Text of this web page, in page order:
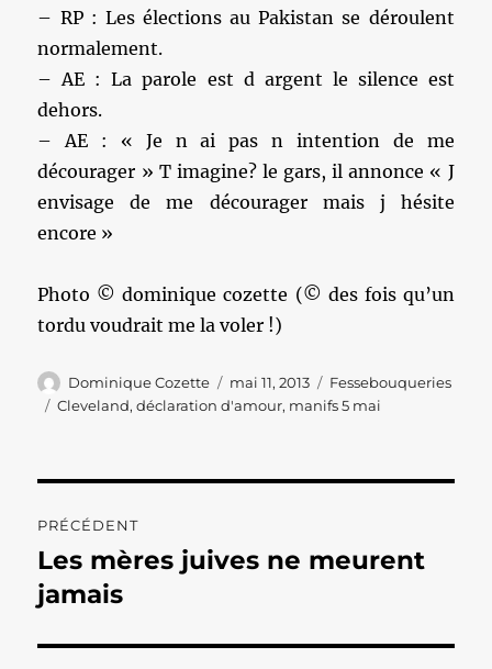
– RP : Les élections au Pakistan se déroulent
normalement.
– AE : La parole est d argent le silence est
dehors.
– AE : « Je n ai pas n intention de me
décourager » T imagine? le gars, il annonce « J
envisage de me décourager mais j hésite
encore »
Photo © dominique cozette (© des fois qu’un
tordu voudrait me la voler !)
Auteur
Dominique Cozette
Publié
le
mai 11, 2013 Catégories
Fessebouqueries
Étiquettes
Cleveland,déclaration d'amour, manifs 5 mai
de
l’article
PRÉCÉDENT
Publication
précédente :
Les mères juives ne meurent
jamais